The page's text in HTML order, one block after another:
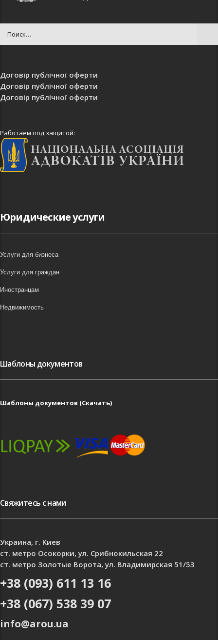
Договір публічної оферти
Договір публічної оферти
Договір публічної оферти
Работаем под защитой:
Юридические услуги
Услуги для бизнеса
Услуги для граждан
Иностранцам
Недвижимость
Шаблоны документов
Шаблоны документов (Скачать)
Свяжитесь с нами
Украина, г. Киев
ст. метро Осокорки, ул. Срибнокильская 22
ст. метро Золотые Ворота, ул. Владимирская 51/53
+38 (093) 611 13 16
+38 (067) 538 39 07
info@arou.ua